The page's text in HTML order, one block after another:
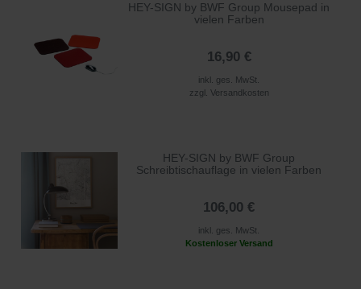
HEY-SIGN by BWF Group Mousepad in
vielen Farben
16,90 €
inkl. ges. MwSt.
zzgl. Versandkosten
HEY-SIGN by BWF Group
Schreibtischauflage in vielen Farben
106,00 €
inkl. ges. MwSt.
Kostenloser Versand